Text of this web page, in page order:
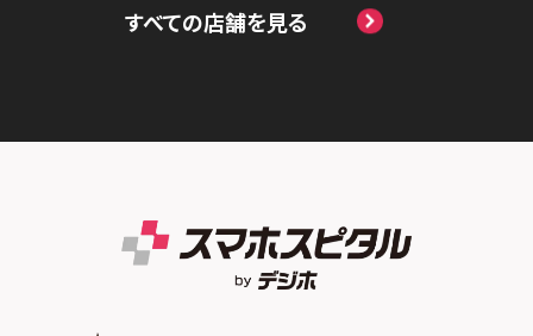
スマホスピタル テルル蒲生
スマホスピタル テルル草加花栗
スマホスピタル船橋FACE
スマホスピタル名古屋金山
スマホスピタル 西枇杷島
スマホスピタル ゲオデジタルベース名古屋
スマホスピタル by デジホ天王寺ミオ
スマホスピタル高槻
スマホスピタル江坂
スマホスピタル GODOモバイル大分府内町
スマホスピタル沖縄美里
すべての店舗を見る